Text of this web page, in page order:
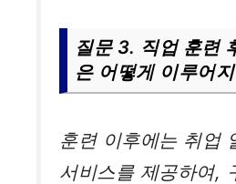
질문 3. 직업 훈련
은 어떻게 이루어
훈련 이후에는 취업
서비스를 제공하여,